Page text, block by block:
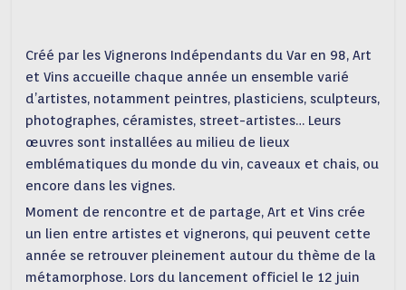
Créé par les Vignerons Indépendants du Var en 98, Art
et Vins accueille chaque année un ensemble varié
d’artistes, notamment peintres, plasticiens, sculpteurs,
photographes, céramistes, street-artistes… Leurs
œuvres sont installées au milieu de lieux
emblématiques du monde du vin, caveaux et chais, ou
encore dans les vignes.
Moment de rencontre et de partage, Art et Vins crée
un lien entre artistes et vignerons, qui peuvent cette
année se retrouver pleinement autour du thème de la
métamorphose. Lors du lancement officiel le 12 juin